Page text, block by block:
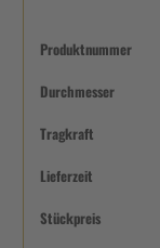
Produktnummer
Durchmesser
Tragkraft
Lieferzeit
Stückpreis